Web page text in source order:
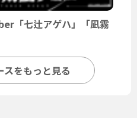
「七辻アゲハ」「凪霧
スをもっと見る